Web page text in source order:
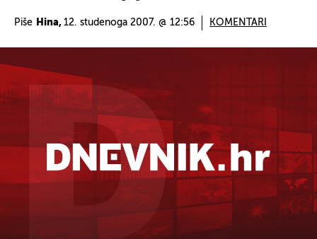
Piše Hina, 12. studenoga 2007. @ 12:56 KOMENTARI